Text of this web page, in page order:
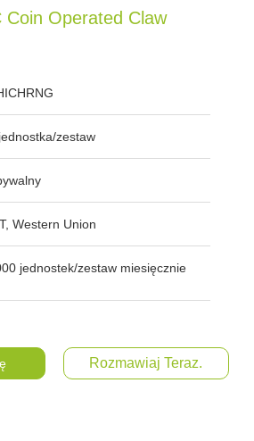
Coin Operated Claw
zestaw
Western Union
jednostek/zestaw miesięcznie
Rozmawiaj Teraz.